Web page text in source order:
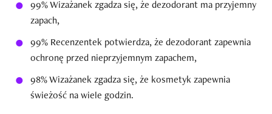
99% Wizażanek zgadza się, że dezodorant ma przyjemny
zapach,
99% Recenzentek potwierdza, że dezodorant zapewnia
ochronę przed nieprzyjemnym zapachem,
98% Wizażanek zgadza się, że kosmetyk zapewnia
świeżość na wiele godzin.